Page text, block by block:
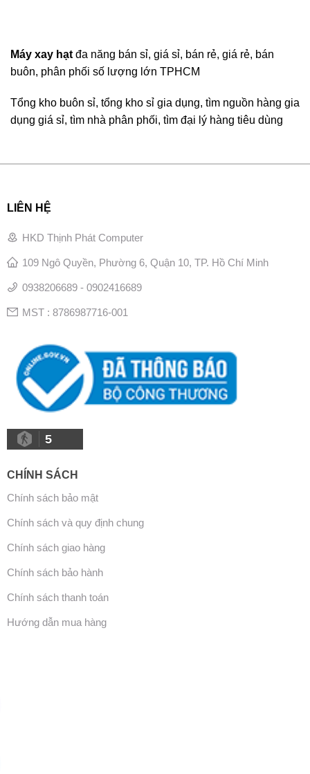
Máy xay hạt đa năng bán sỉ, giá sỉ, bán rẻ, giá rẻ, bán
buôn, phân phối số lượng lớn TPHCM
Tổng kho buôn sỉ, tổng kho sỉ gia dụng, tìm nguồn hàng gia
dụng giá sỉ, tìm nhà phân phối, tìm đại lý hàng tiêu dùng
LIÊN HỆ
HKD Thịnh Phát Computer
109 Ngô Quyền, Phường 6, Quận 10, TP. Hồ Chí Minh
0938206689 - 0902416689
MST : 8786987716-001
5
CHÍNH SÁCH
Chính sách bảo mật
Chính sách và quy định chung
Chính sách giao hàng
Chính sách bảo hành
Chính sách thanh toán
Hướng dẫn mua hàng